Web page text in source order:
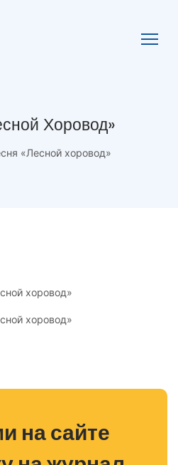
Хоровод»
«Лесной хоровод»
хоровод»
хоровод»
на сайте